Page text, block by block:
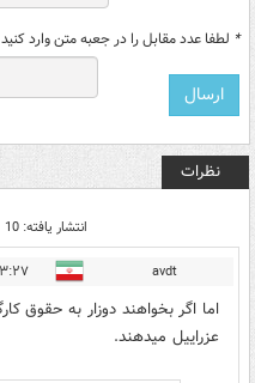
* لطفا عدد مقابل را در جعبه متن وارد کنید
نظرات
انتشار یافته: 10
avdt ۱۳:۲۷ - ۱۳۹۹/
اما اگر بخواهند دوزار به حقوق
عزراییل میدهند.